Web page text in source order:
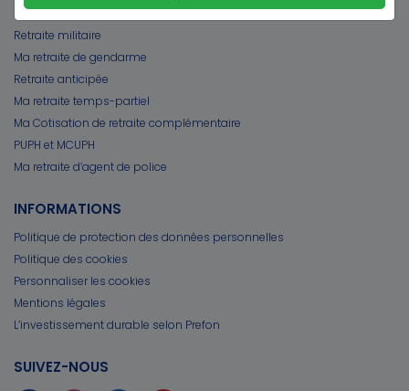
Retraite éducation nationale
Retraite militaire
Ma retraite de gendarme
Retraite anticipée
Ma retraite temps-partiel
Ma Cotisation de retraite complémentaire
PUPH et MCUPH
Ma retraite d’agent de police
INFORMATIONS
Politique de protection des données personnelles
Politique des cookies
Personnaliser les cookies
Mentions légales
L’investissement durable selon Prefon
SUIVEZ-NOUS